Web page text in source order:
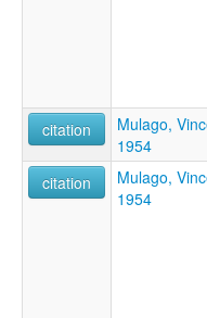
citation
Mulago,
1954
citation
Mulago,
1954